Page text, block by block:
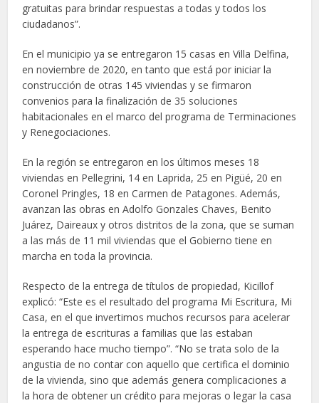
gratuitas para brindar respuestas a todas y todos los
ciudadanos”.
En el municipio ya se entregaron 15 casas en Villa Delfina,
en noviembre de 2020, en tanto que está por iniciar la
construcción de otras 145 viviendas y se firmaron
convenios para la finalización de 35 soluciones
habitacionales en el marco del programa de Terminaciones
y Renegociaciones.
En la región se entregaron en los últimos meses 18
viviendas en Pellegrini, 14 en Laprida, 25 en Pigüé, 20 en
Coronel Pringles, 18 en Carmen de Patagones. Además,
avanzan las obras en Adolfo Gonzales Chaves, Benito
Juárez, Daireaux y otros distritos de la zona, que se suman
a las más de 11 mil viviendas que el Gobierno tiene en
marcha en toda la provincia.
Respecto de la entrega de títulos de propiedad, Kicillof
explicó: “Este es el resultado del programa Mi Escritura, Mi
Casa, en el que invertimos muchos recursos para acelerar
la entrega de escrituras a familias que las estaban
esperando hace mucho tiempo”. “No se trata solo de la
angustia de no contar con aquello que certifica el dominio
de la vivienda, sino que además genera complicaciones a
la hora de obtener un crédito para mejoras o legar la casa